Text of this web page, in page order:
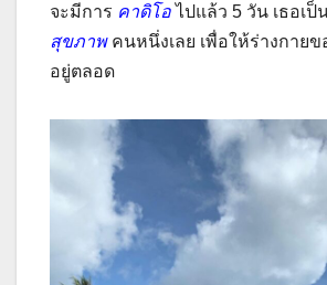
จะมีการ คาดิโอไปแล้ว 5 วัน เธอเ
สุขภาพคนหนึ่งเลย เพื่อให้ร่างกายข
อยู่ตลอด